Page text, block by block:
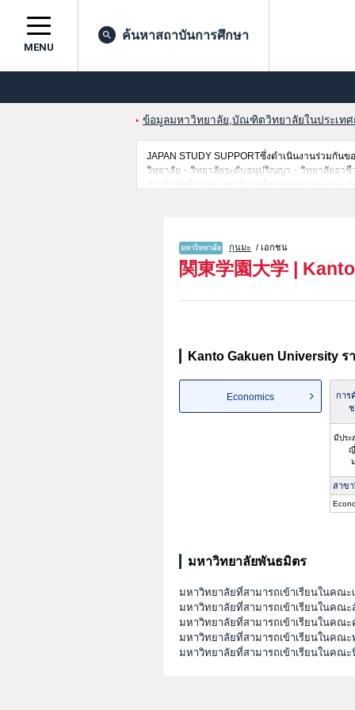
MENU
ค้นหาสถาบันการศึกษา
ข้อมูลมหาวิทยาลัย,บัณฑิตวิทยาลัยในประเท
JAPAN STUDY SUPPORTซึ่งดำเนินงานร่วมกั
วิทยาลัย・วิทยาลัยระดับอนุปริญญา・วิทยาลัยอาชี
สำหรับนักศึกษาต่างชาติเช่นข้อมูลของแต่ละคณะ,
กุนมะ / เอกชน
関東学園大学 |
Kanto Gakuen University
Economics
การ
มีประ
ญี่
สาข
มหาวิทยาลัยพันธมิตร
มหาวิทยาลัยที่สามารถเข้าเรียนในคณ
มหาวิทยาลัยที่สามารถเข้าเรียนในคณะ
มหาวิทยาลัยที่สามารถเข้าเรียนในคณ
มหาวิทยาลัยที่สามารถเข้าเรียนในคณ
มหาวิทยาลัยที่สามารถเข้าเรียนในคณะ